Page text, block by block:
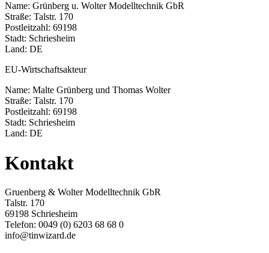
Name: Grünberg u. Wolter Modelltechnik GbR
Straße: Talstr. 170
Postleitzahl: 69198
Stadt: Schriesheim
Land: DE
EU-Wirtschaftsakteur
Name: Malte Grünberg und Thomas Wolter
Straße: Talstr. 170
Postleitzahl: 69198
Stadt: Schriesheim
Land: DE
Kontakt
Gruenberg & Wolter Modelltechnik GbR
Talstr. 170
69198 Schriesheim
Telefon: 0049 (0) 6203 68 68 0
info@tinwizard.de